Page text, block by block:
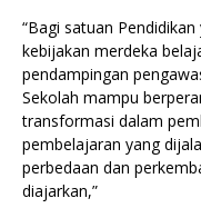
“Bagi satuan
kebijakan merdeka
pendampingan
Sekolah mampu
transformasi dalam
pembelajaran yang
perbedaan dan
diajarkan,”